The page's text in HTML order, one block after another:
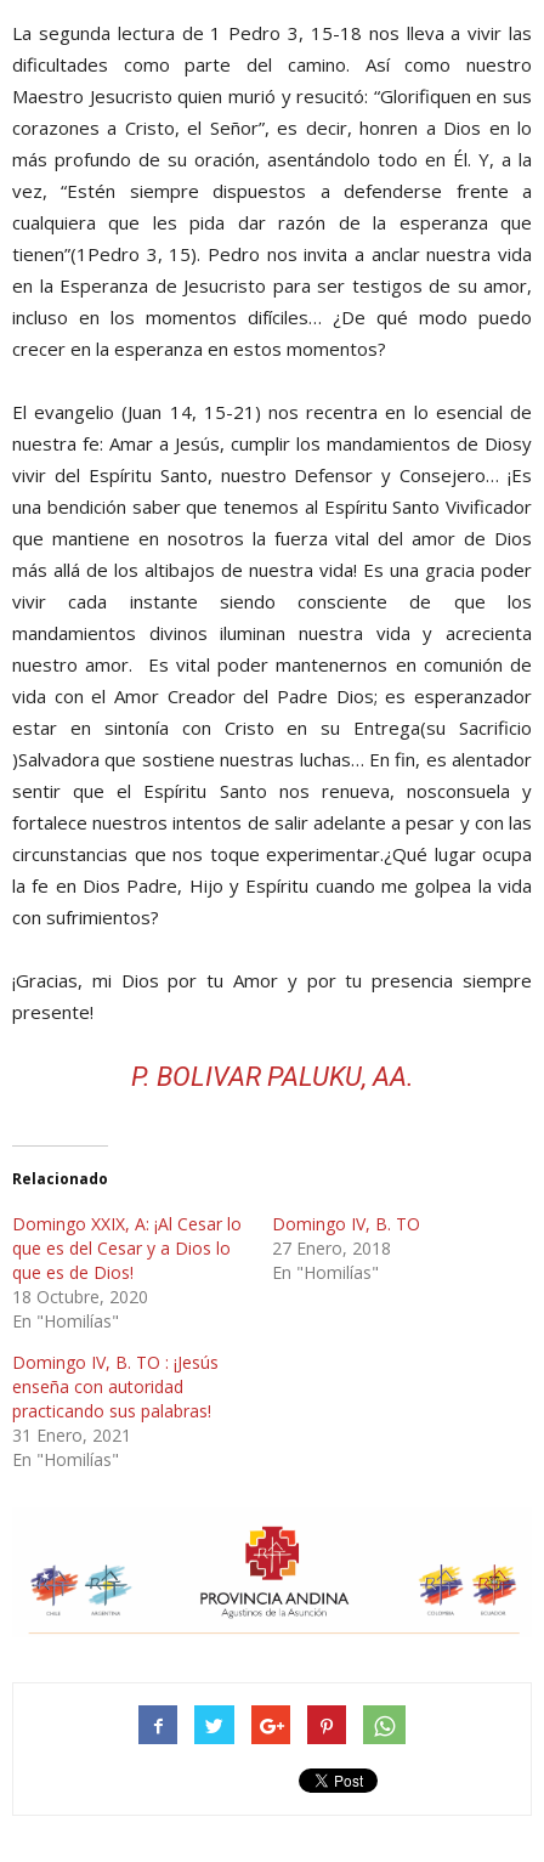
La segunda lectura de 1 Pedro 3, 15-18 nos lleva a vivir las
dificultades como parte del camino. Así como nuestro
Maestro Jesucristo quien murió y resucitó: “Glorifiquen en sus
corazones a Cristo, el Señor”, es decir, honren a Dios en lo
más profundo de su oración, asentándolo todo en Él. Y, a la
vez, “Estén siempre dispuestos a defenderse frente a
cualquiera que les pida dar razón de la esperanza que
tienen”(1Pedro 3, 15). Pedro nos invita a anclar nuestra vida
en la Esperanza de Jesucristo para ser testigos de su amor,
incluso en los momentos difíciles… ¿De qué modo puedo
crecer en la esperanza en estos momentos?
El evangelio (Juan 14, 15-21) nos recentra en lo esencial de
nuestra fe: Amar a Jesús, cumplir los mandamientos de Diosy
vivir del Espíritu Santo, nuestro Defensor y Consejero… ¡Es
una bendición saber que tenemos al Espíritu Santo Vivificador
que mantiene en nosotros la fuerza vital del amor de Dios
más allá de los altibajos de nuestra vida! Es una gracia poder
vivir cada instante siendo consciente de que los
mandamientos divinos iluminan nuestra vida y acrecienta
nuestro amor. Es vital poder mantenernos en comunión de
vida con el Amor Creador del Padre Dios; es esperanzador
estar en sintonía con Cristo en su Entrega(su Sacrificio
)Salvadora que sostiene nuestras luchas… En fin, es alentador
sentir que el Espíritu Santo nos renueva, nosconsuela y
fortalece nuestros intentos de salir adelante a pesar y con las
circunstancias que nos toque experimentar.¿Qué lugar ocupa
la fe en Dios Padre, Hijo y Espíritu cuando me golpea la vida
con sufrimientos?
¡Gracias, mi Dios por tu Amor y por tu presencia siempre
presente!
P. BOLIVAR PALUKU, AA.
Relacionado
Domingo XXIX, A: ¡Al Cesar lo
que es del Cesar y a Dios lo
que es de Dios!
18 Octubre, 2020
En "Homilías"
Domingo IV, B. TO
27 Enero, 2018
En "Homilías"
Domingo IV, B. TO : ¡Jesús
enseña con autoridad
practicando sus palabras!
31 Enero, 2021
En "Homilías"